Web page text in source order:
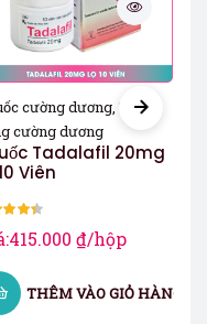
cường dương, Thuốc
cường dương
Tadalafil 20mg
Viên
xếp
415.000 ₫/hộp
THÊM VÀO GIỎ HÀNG